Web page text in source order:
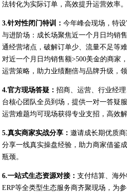
法转化为实际订单，高效提升运营效率。
3.针对性闭门特训：今年峰会现场，特
与进阶场：成长场聚焦近一个月日均销
通经营堵点，破解订单少、流量不足等
对近一个月日均销售额>500美金的商家
运营策略，助力业绩翻倍与品牌升级，领
4.官方现场答疑：招商、运营、行业经
台核心团队全员到场，提供一对一答疑
运营难题均可现场获得专业支招，高效解
5.真实商家实战分享：邀请成长期优质
分享一线真实操盘经验，助力商家借鉴
瓶颈。
6.一站式生态资源对接：支付结算、海
ERP等全类型生态服务商齐聚现场，为